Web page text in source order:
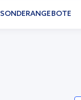
SONDERANGEBOTE